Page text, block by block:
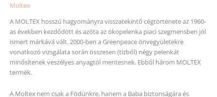
Moltex
A MOLTEX hosszú hagyományra visszatekintő cégtörténete az 1960-
as években kezdődött és azóta az ökopelenka piaci szegmensben jól
ismert márkává vált. 2000-ben a Greenpeace önvegyületekre
vonatkozó vizsgálata során összesen (tízből) négy pelenkát
minősítenek veszélyes anyagtól mentesnek. Ebből három MOLTEX
termék.
A Moltex nem csak a Födünkre, hanem a Baba biztonságára és